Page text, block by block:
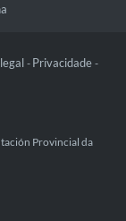
- Privacidade -
Provincial da